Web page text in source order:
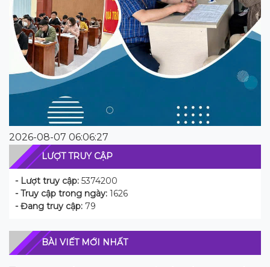
2026-08-07 06:06:27
LƯỢT TRUY CẬP
- Lượt truy cập: 5374200
- Truy cập trong ngày: 1626
- Đang truy cập: 79
BÀI VIẾT MỚI NHẤT